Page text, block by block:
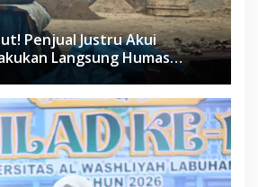
Penjual Justru Akui
Langsung Humas